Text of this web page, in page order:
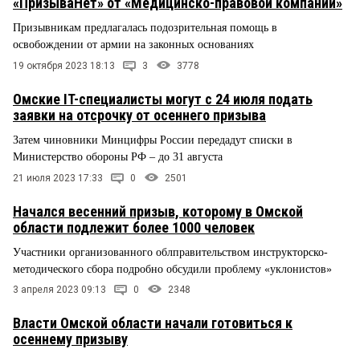
Призывникам предлагалась подозрительная помощь в
освобождении от армии на законных основаниях
19 октября 2023 18:13 3 3778
Омские IT-специалисты могут с 24 июля подать
заявки на отсрочку от осеннего призыва
Затем чиновники Минцифры России передадут списки в
Министерство обороны РФ – до 31 августа
21 июля 2023 17:33 0 2501
Начался весенний призыв, которому в Омской
области подлежит более 1000 человек
Участники организованного облправительством инструкторско-
методического сбора подробно обсудили проблему «уклонистов»
3 апреля 2023 09:13 0 2348
Власти Омской области начали готовиться к
осеннему призыву